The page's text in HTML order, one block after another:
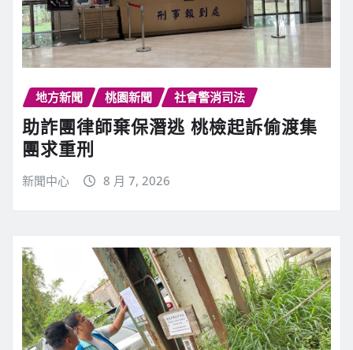
地方新聞 桃園新聞 社會警消司法
助詐團律師棄保潛逃 桃檢起訴偷渡集
團求重刑
新聞中心 8 月 7, 2026